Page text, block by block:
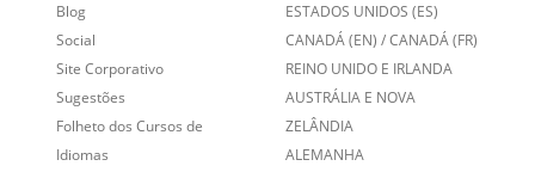
Blog
Social
Site Corporativo
Sugestões
Folheto dos Cursos de
Idiomas
ESTADOS UNIDOS (ES)
CANADÁ (EN) /CANADÁ (FR)
REINO UNIDO E IRLANDA
AUSTRÁLIA E NOVA
ZELÂNDIA
ALEMANHA